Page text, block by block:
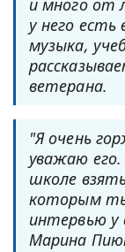
и много от
у него есть
музыка,
ветерана.
"Я очень
уважаю
школе
которым ты
интервью у
Марина